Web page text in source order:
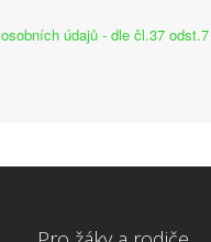
údajů - dle čl.37